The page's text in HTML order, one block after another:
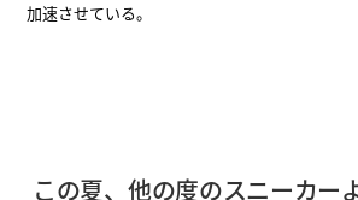
加速させている。
この夏、他の度のスニーカー